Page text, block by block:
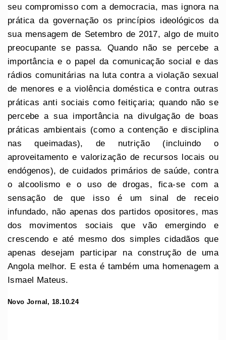
seu compromisso com a democracia, mas ignora na
prática da governação os princípios ideológicos da
sua mensagem de Setembro de 2017, algo de muito
preocupante se passa. Quando não se percebe a
importância e o papel da comunicação social e das
rádios comunitárias na luta contra a violação sexual
de menores e a violência doméstica e contra outras
práticas anti sociais como feitiçaria; quando não se
percebe a sua importância na divulgação de boas
práticas ambientais (como a contenção e disciplina
nas queimadas), de nutrição (incluindo o
aproveitamento e valorização de recursos locais ou
endógenos), de cuidados primários de saúde, contra
o alcoolismo e o uso de drogas, fica-se com a
sensação de que isso é um sinal de receio
infundado, não apenas dos partidos opositores, mas
dos movimentos sociais que vão emergindo e
crescendo e até mesmo dos simples cidadãos que
apenas desejam participar na construção de uma
Angola melhor. E esta é também uma homenagem a
Ismael Mateus.
Novo Jornal, 18.10.24